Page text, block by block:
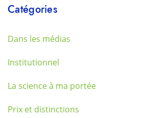
Catégories
Dans les médias
Institutionnel
La science à ma portée
Prix et distinctions